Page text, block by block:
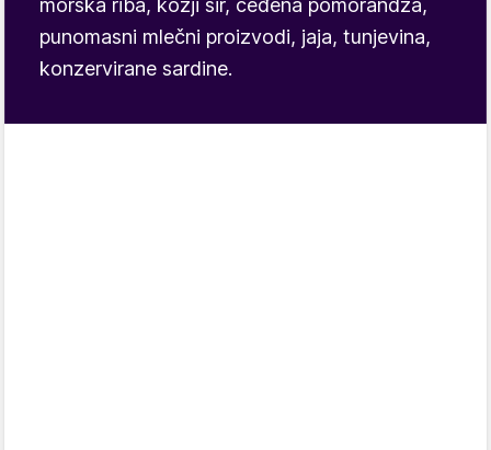
morska riba, kozji sir, ceđena pomorandža,
punomasni mlečni proizvodi, jaja, tunjevina,
konzervirane sardine.